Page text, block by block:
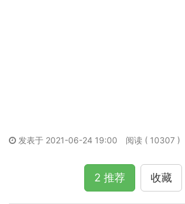
发表于 2021-06-24 19:00 阅读 ( 10307 )
2 推荐 收藏